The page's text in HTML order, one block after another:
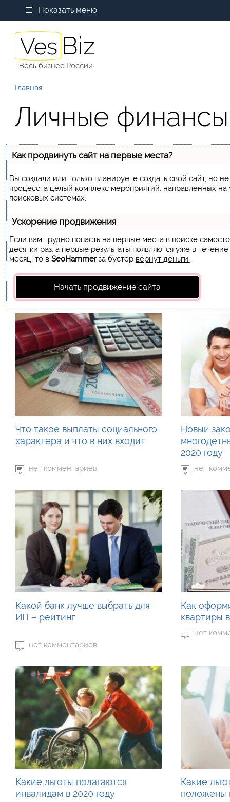
Показать меню
Весь бизнес России
Главная
Личные финансы
Как продвинуть сайт на первые места?
Вы создали или только планируете создать свой сайт, но
процесс, а целый комплекс мероприятий, направленных
поисковых системах.
Ускорение продвижения
Если вам трудно попасть на первые места в поиске
десятки раз, а первые результаты появляются уже в
месяц, то в SeoHammerза бустер вернут деньги.
Начать продвижение сайта
Что такое выплаты социального
характера и что в них входит
нет комментариев
Новый
2020 году
нет
Какой банк лучше выбрать для
ИП – рейтинг
нет комментариев
Как
квартиры
нет
Какие льготы полагаются
инвалидам в 2020 году
Какие
положены